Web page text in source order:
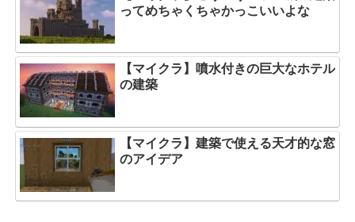
ってめちゃくちゃかっこいいよな
【マイクラ】噴水付きの巨大なホテル
の建築
【マイクラ】建築で使える天才的な窓
のアイデア